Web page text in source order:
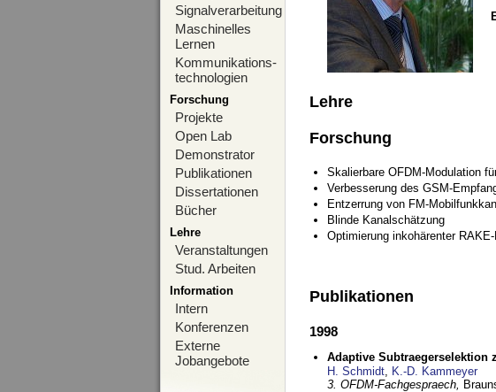
Signalverarbeitung
Maschinelles
Lernen
Kommunikations-
technologien
Forschung
Projekte
Open Lab
Demonstrator
Publikationen
Dissertationen
Bücher
Lehre
Veranstaltungen
Stud. Arbeiten
Information
Intern
Konferenzen
Externe
Jobangebote
Lehre
Forschung
Skalierbare OFDM-Modulation
Verbesserung des GSM-
Entzerrung von FM-
Blinde Kanalschätzung
Optimierung inkohärenter
Publikationen
1998
Adaptive Subtraegerselektion
H. Schmidt, K.-D. Kammeyer
3. OFDM-Fachgespraech,